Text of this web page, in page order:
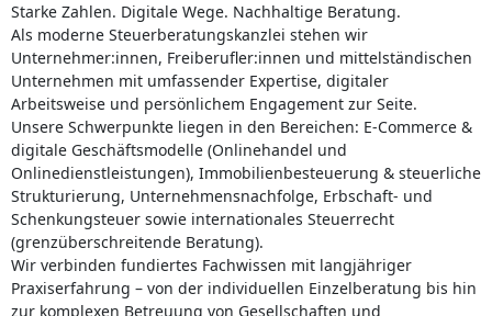
Starke Zahlen. Digitale Wege. Nachhaltige Beratung.
Als moderne Steuerberatungskanzlei stehen wir
Unternehmer:innen, Freiberufler:innen und mittelständischen
Unternehmen mit umfassender Expertise, digitaler
Arbeitsweise und persönlichem Engagement zur Seite.
Unsere Schwerpunkte liegen in den Bereichen: E-Commerce &
digitale Geschäftsmodelle (Onlinehandel und
Onlinedienstleistungen), Immobilienbesteuerung & steuerliche
Strukturierung, Unternehmensnachfolge, Erbschaft- und
Schenkungsteuer sowie internationales Steuerrecht
(grenzüberschreitende Beratung).
Wir verbinden fundiertes Fachwissen mit langjähriger
Praxiserfahrung – von der individuellen Einzelberatung bis hin
zur komplexen Betreuung von Gesellschaften und